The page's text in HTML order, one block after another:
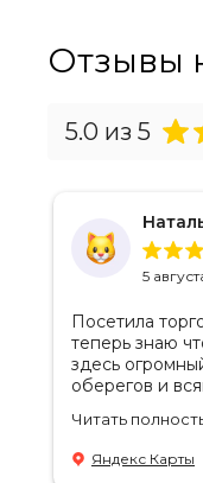
Отзывы
5.0 из 5
5
Посетила торговую точку "Береги" в тц Талер и
теперь знаю
здесь
оберегов и
пользой!
дадут
Приветливый
Читать
Яндекс Карты